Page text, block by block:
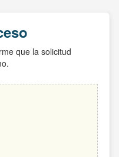
que la solicitud